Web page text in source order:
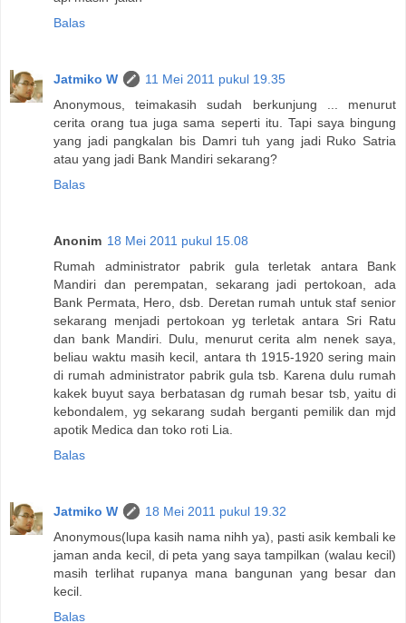
Balas
Jatmiko W
11 Mei 2011 pukul 19.35
Anonymous, teimakasih sudah berkunjung ... menurut
cerita orang tua juga sama seperti itu. Tapi saya bingung
yang jadi pangkalan bis Damri tuh yang jadi Ruko Satria
atau yang jadi Bank Mandiri sekarang?
Balas
Anonim 18 Mei 2011 pukul 15.08
Rumah administrator pabrik gula terletak antara Bank
Mandiri dan perempatan, sekarang jadi pertokoan, ada
Bank Permata, Hero, dsb. Deretan rumah untuk staf senior
sekarang menjadi pertokoan yg terletak antara Sri Ratu
dan bank Mandiri. Dulu, menurut cerita alm nenek saya,
beliau waktu masih kecil, antara th 1915-1920 sering main
di rumah administrator pabrik gula tsb. Karena dulu rumah
kakek buyut saya berbatasan dg rumah besar tsb, yaitu di
kebondalem, yg sekarang sudah berganti pemilik dan mjd
apotik Medica dan toko roti Lia.
Balas
Jatmiko W
18 Mei 2011 pukul 19.32
Anonymous(lupa kasih nama nihh ya), pasti asik kembali ke
jaman anda kecil, di peta yang saya tampilkan (walau kecil)
masih terlihat rupanya mana bangunan yang besar dan
kecil.
Balas